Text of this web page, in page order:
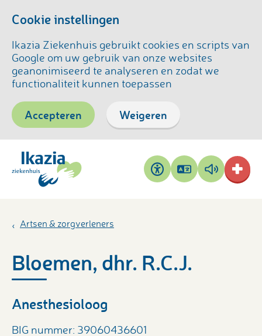
Cookie instellingen
Ikazia Ziekenhuis gebruikt cookies en scripts van
Google om uw gebruik van onze websites
geanonimiseerd te analyseren en zodat we
functionaliteit kunnen toepassen
Accepteren Weigeren
Toegankelijkheid
Pagina
vertalen
Pagina
voorlezen
Artsen & zorgverleners
Bloemen, dhr. R.C.J.
Anesthesioloog
BIG nummer: 39060436601